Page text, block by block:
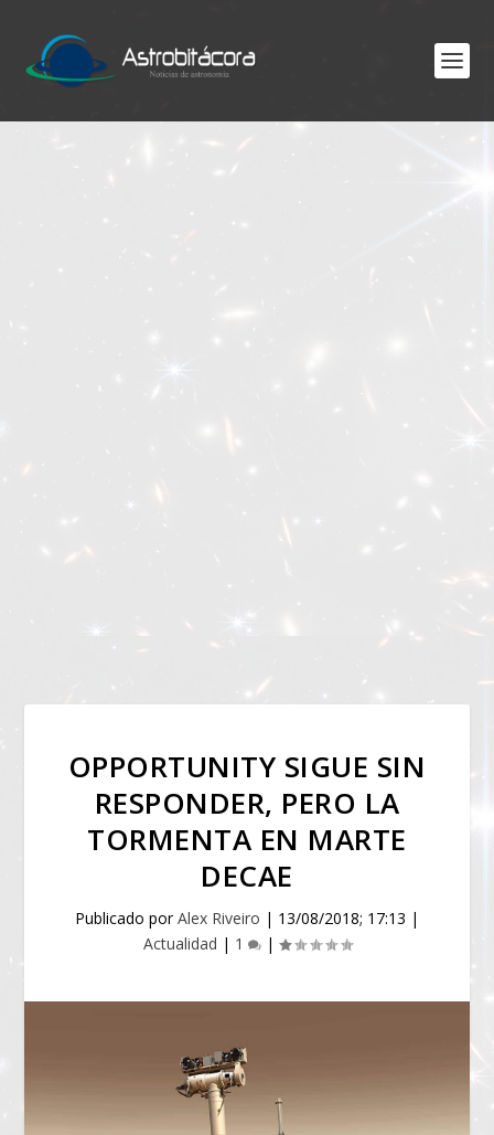
OPPORTUNITY SIGUE SIN
RESPONDER, PERO LA
TORMENTA EN MARTE
DECAE
Publicado porAlex Riveiro | 13/08/2018; 17:13 |
Actualidad | 1 |